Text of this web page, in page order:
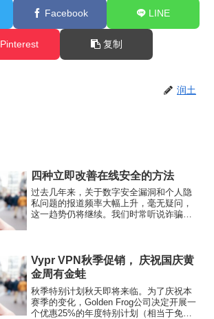
Facebook LINE
Pinterest 复制
润土
四种立即改善在线安全的方法
过去几年来，关于数字安全漏洞和个人隐
私问题的报道频率大幅上升，毫无疑问，
这一趋势仍将继续。我们时常听说诈骗者
些事件冷漠对待非常容易，...
Vypr VPN秋季促销， 庆祝国庆黄
金周有金蛙
秋季特别计划秋天即将来临。为了庆祝本
赛季的变化，Golden Frog公司决定开展一
个优惠25%的年度特别计划（相当于免费3